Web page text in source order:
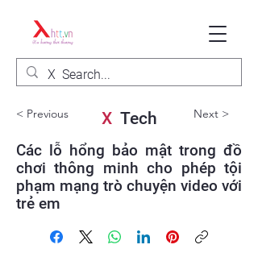
< Previous X Tech Next >
Các lỗ hổng bảo mật trong đồ
chơi thông minh cho phép tội
phạm mạng trò chuyện video với
trẻ em